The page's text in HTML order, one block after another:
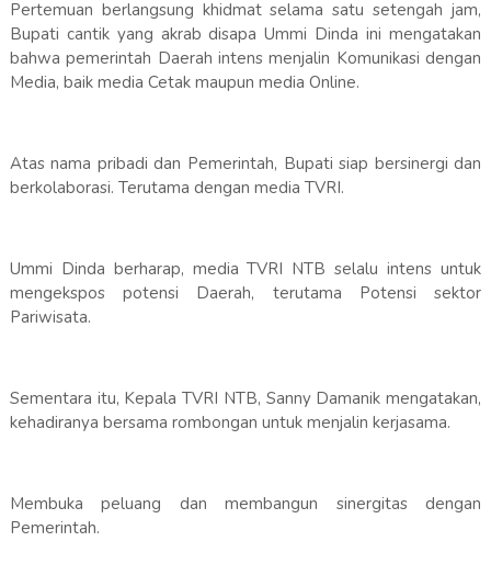
Pertemuan berlangsung khidmat selama satu setengah jam,
Bupati cantik yang akrab disapa Ummi Dinda ini mengatakan
bahwa pemerintah Daerah intens menjalin Komunikasi dengan
Media, baik media Cetak maupun media Online.
Atas nama pribadi dan Pemerintah, Bupati siap bersinergi dan
berkolaborasi. Terutama dengan media TVRI.
Ummi Dinda berharap, media TVRI NTB selalu intens untuk
mengekspos potensi Daerah, terutama Potensi sektor
Pariwisata.
Sementara itu, Kepala TVRI NTB, Sanny Damanik mengatakan,
kehadiranya bersama rombongan untuk menjalin kerjasama.
Membuka peluang dan membangun sinergitas dengan
Pemerintah.